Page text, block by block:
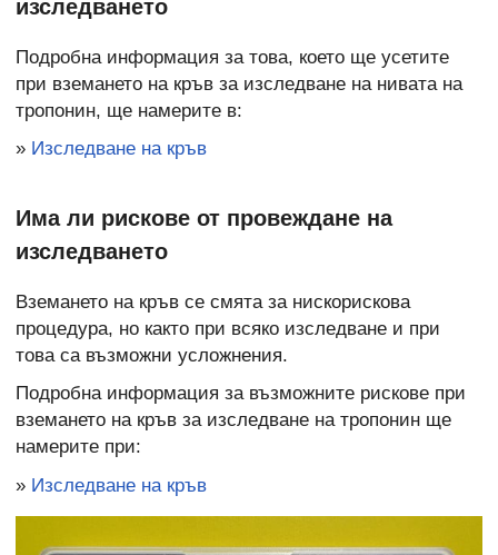
изследването
Подробна информация за това, което ще усетите
при вземането на кръв за изследване на нивата на
тропонин, ще намерите в:
» Изследване на кръв
Има ли рискове от провеждане на
изследването
Вземането на кръв се смята за нискорискова
процедура, но както при всяко изследване и при
това са възможни усложнения.
Подробна информация за възможните рискове при
вземането на кръв за изследване на тропонин ще
намерите при:
» Изследване на кръв